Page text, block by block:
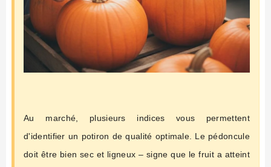
Au marché, plusieurs indices vous permettent
d'identifier un potiron de qualité optimale. Le pédoncule
doit être bien sec et ligneux – signe que le fruit a atteint